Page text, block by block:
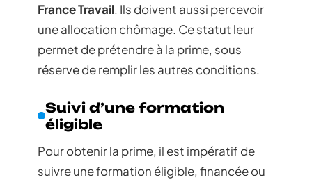
France Travail. Ils doivent aussi percevoir
une allocation chômage. Ce statut leur
permet de prétendre à la prime, sous
réserve de remplir les autres conditions.
Suivi d’une formation
éligible
Pour obtenir la prime, il est impératif de
suivre une formation éligible, financée ou